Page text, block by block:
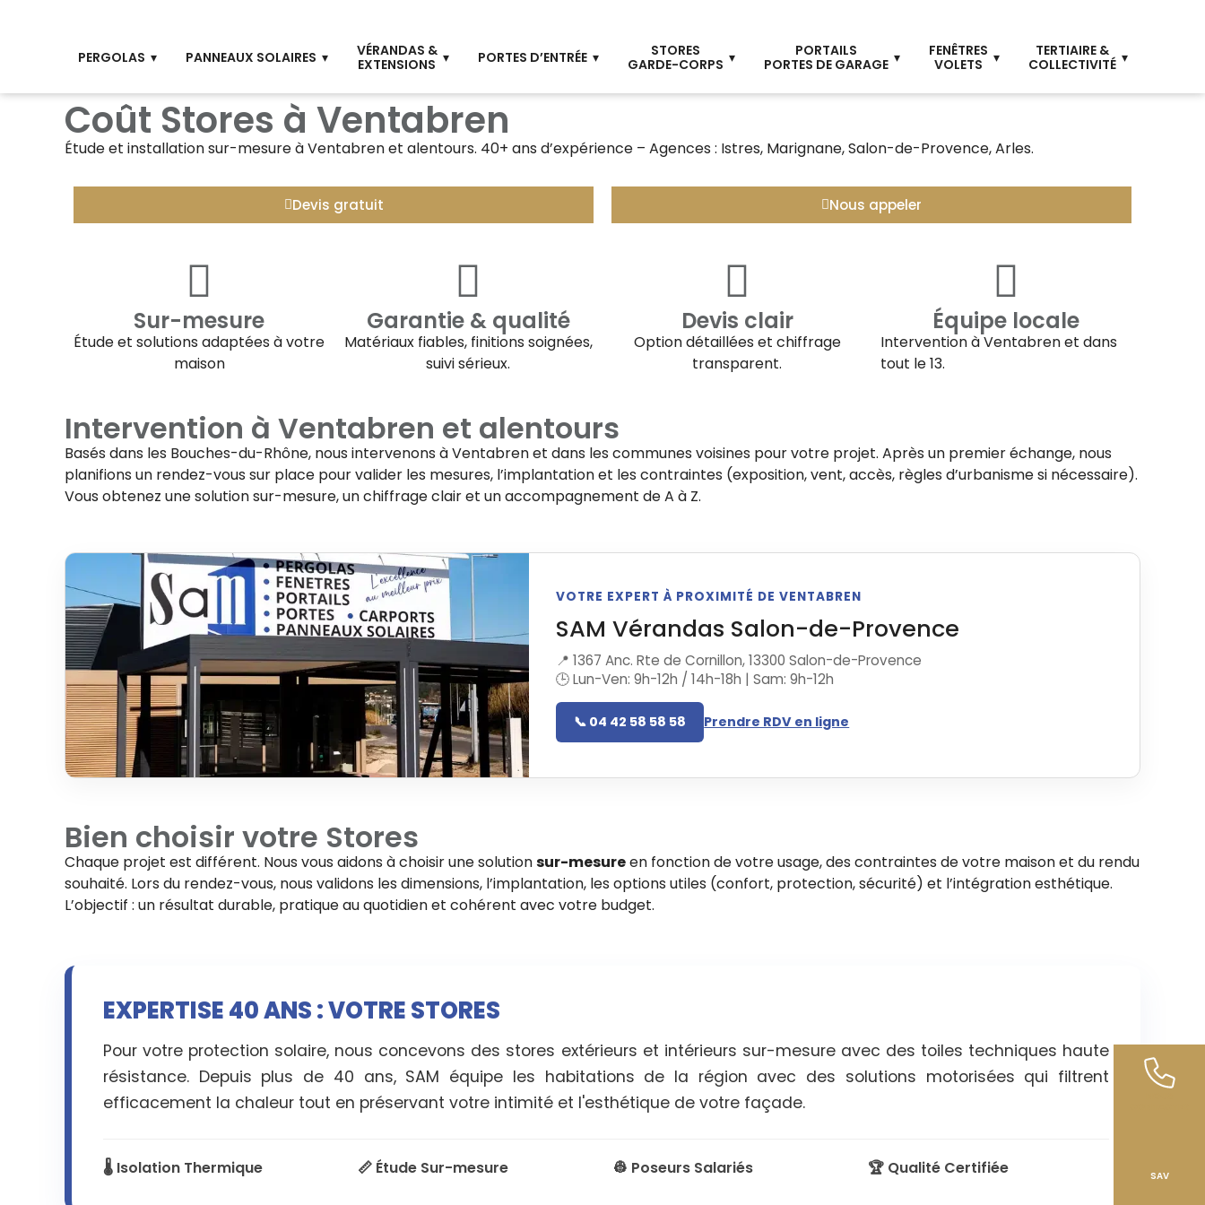
PERGOLAS PANNEAUX SOLAIRES
VÉRANDAS &
EXTENSIONS
PORTES D’ENTRÉE
STORES
GARDE-CORPS
PORTAILS
PORTES DE GARAGE
FENÊTRES
VOLETS
TERTIAIRE &
COLLECTIVITÉ
SAV
Coût Stores à Ventabren
Étude et installation sur-mesure àVentabrenet alentours. 40+ ans d’expérience – Agences : Istres, Marignane, Salon-de-Provence, Arles.
Devis gratuit Nous appeler
Sur-mesure
Étude et solutions adaptées à votre
maison
Garantie & qualité
Matériaux fiables, finitions soignées,
suivi sérieux.
Devis clair
Option détaillées et chiffrage
transparent.
Équipe locale
Intervention àVentabrenet dans
tout le 13.
Intervention à Ventabren et alentours
Basés dans les Bouches-du-Rhône, nous intervenons àVentabrenet dans les communes voisines pour votre projet. Après un premier échange, nous
planifions un rendez-vous sur place pour valider les mesures, l’implantation et les contraintes (exposition, vent, accès, règles d’urbanisme si nécessaire).
Vous obtenez une solution sur-mesure, un chiffrage clair et un accompagnement de A à Z.
VOTRE EXPERT À PROXIMITÉ DE VENTABREN
SAM Vérandas Salon-de-Provence
📍 1367 Anc. Rte de Cornillon, 13300 Salon-de-Provence
🕒 Lun-Ven: 9h-12h / 14h-18h | Sam: 9h-12h
📞 04 42 58 58 58 Prendre RDV en ligne
Bien choisir votre Stores
Chaque projet est différent. Nous vous aidons à choisir une solutionsur-mesureen fonction de votre usage, des contraintes de votre maison et du rendu
souhaité. Lors du rendez-vous, nous validons les dimensions, l’implantation, les options utiles (confort, protection, sécurité) et l’intégration esthétique.
L’objectif : un résultat durable, pratique au quotidien et cohérent avec votre budget.
EXPERTISE 40 ANS : VOTRE STORES
Pour votre protection solaire, nous concevons des stores extérieurs et intérieurs sur-mesure avec des toiles techniques haute
résistance. Depuis plus de 40 ans, SAM équipe les habitations de la région avec des solutions motorisées qui filtrent
efficacement la chaleur tout en préservant votre intimité et l'esthétique de votre façade.
🌡️ Isolation Thermique 📏 Étude Sur-mesure 👷 Poseurs Salariés 🏆 Qualité Certifiée